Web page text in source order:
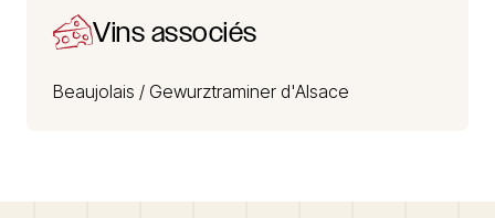
Vins associés
Beaujolais / Gewurztraminer d'Alsace